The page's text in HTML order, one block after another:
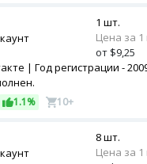
| Год регистрации -
1.1% 10+
1 шт.
Цена за 1
от $9,25
8 шт.
Цена за 1